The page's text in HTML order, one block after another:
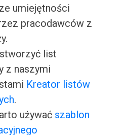
umiejętności
pracodawców z
list
z naszymi
Kreator listów
.
używać szablon